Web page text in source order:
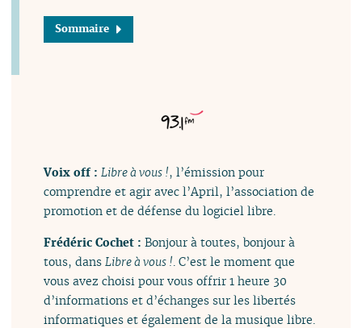
Sommaire
Voix off :Libre à vous !, l’émission pour
comprendre et agir avec l’April, l’association de
promotion et de défense du logiciel libre.
Frédéric Cochet :Bonjour à toutes, bonjour à
tous, dansLibre à vous !. C’est le moment que
vous avez choisi pour vous offrir 1 heure 30
d’informations et d’échanges sur les libertés
informatiques et également de la musique libre.